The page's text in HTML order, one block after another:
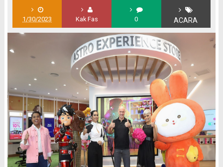
1/30/2023 Kak Fas 0 ACARA